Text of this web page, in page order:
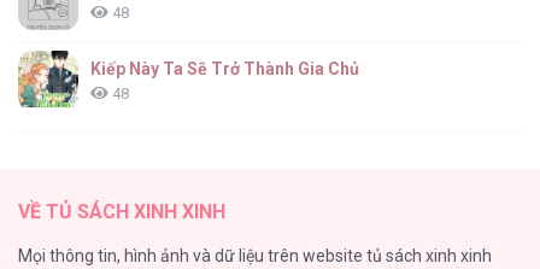
48
Kiếp Này Ta Sẽ Trở Thành Gia Chủ
48
44
VỀ TỦ SÁCH XINH XINH
Mọi thông tin, hình ảnh và dữ liệu trên website tủ sách xinh xinh